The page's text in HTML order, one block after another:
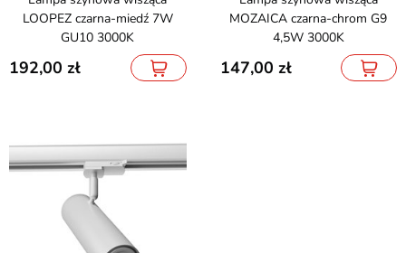
LOOPEZ czarna-miedź 7W
GU10 3000K
192,00
MOZAICA czarna-chrom G9
4,5W 3000K
147,00